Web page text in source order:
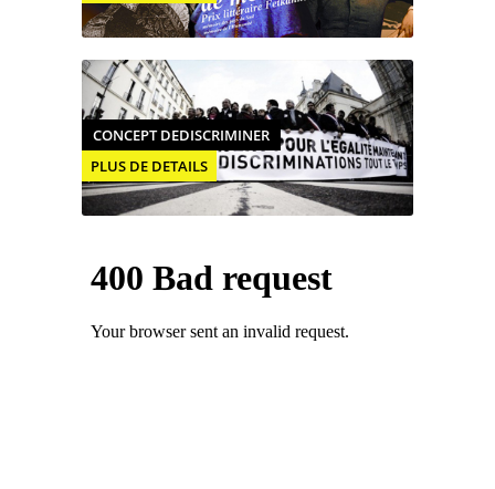
CONCEPT DEDISCRIMINER
PLUS DE DETAILS